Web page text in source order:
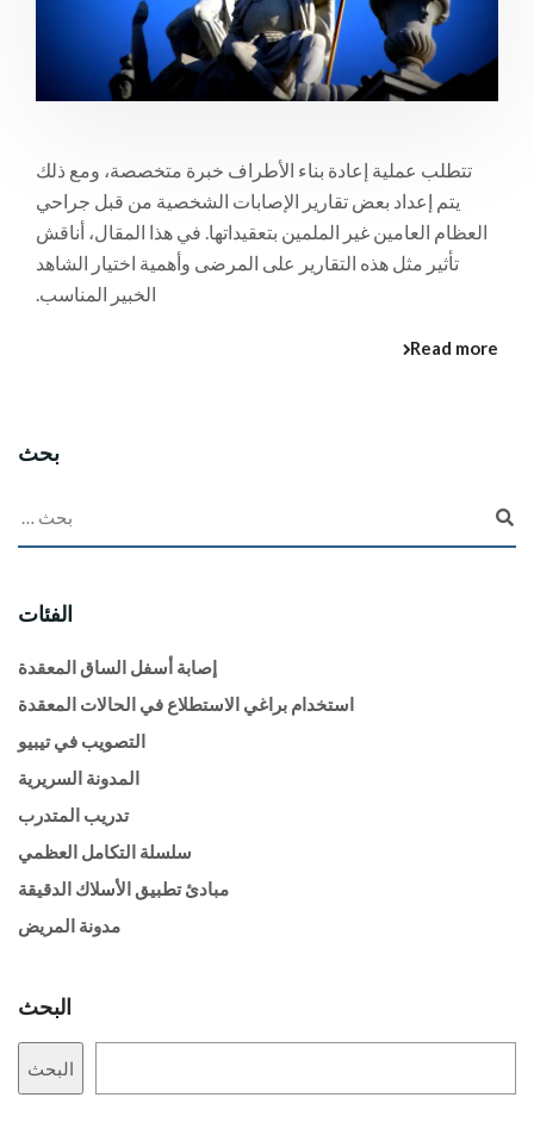
تتطلب عملية إعادة بناء الأطراف خبرة متخصصة، ومع ذلك
يتم إعداد بعض تقارير الإصابات الشخصية من قبل جراحي
العظام العامين غير الملمين بتعقيداتها. في هذا المقال، أناقش
تأثير مثل هذه التقارير على المرضى وأهمية اختيار الشاهد
الخبير المناسب.
Read more
بحث
الفئات
إصابة أسفل الساق المعقدة
استخدام براغي الاستطلاع في الحالات المعقدة
التصويب في تيبيو
المدونة السريرية
تدريب المتدرب
سلسلة التكامل العظمي
مبادئ تطبيق الأسلاك الدقيقة
مدونة المريض
البحث
البحث